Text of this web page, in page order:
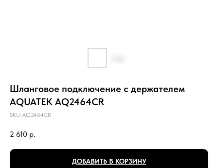
Шланговое подключение с держателем
AQUATEK AQ2464CR
SKU: AQ2464CR
2 610 р.
ДОБАВИТЬ В КОРЗИНУ